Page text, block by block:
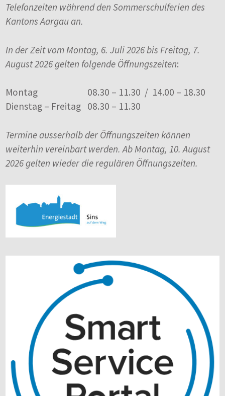
Telefonzeiten während den Sommerschulferien des
Kantons Aargau an.
In der Zeit vom Montag, 6. Juli 2026 bis Freitag, 7.
August 2026 gelten folgende Öffnungszeiten:
Montag
08.30 – 11.30 / 14.00 – 18.30
Dienstag – Freitag 08.30 – 11.30
Termine ausserhalb der Öffnungszeiten können
weiterhin vereinbart werden. Ab Montag, 10. August
2026 gelten wieder die regulären Öffnungszeiten.